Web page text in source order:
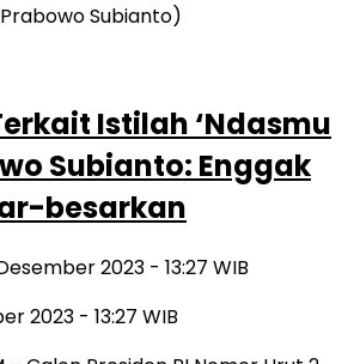
Istilah ‘Ndasmu
Subianto: Enggak
besarkan
2023 - 13:27 WIB
2023 - 13:27 WIB